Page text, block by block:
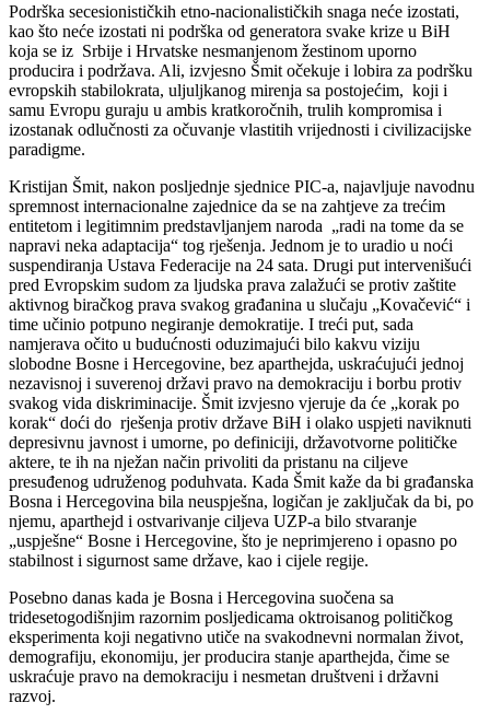
Podrška secesionističkih etno-nacionalističkih snaga neće izostati,
kao što neće izostati ni podrška od generatora svake krize u BiH
koja se iz Srbije i Hrvatske nesmanjenom žestinom uporno
producira i podržava. Ali, izvjesno Šmit očekuje i lobira za podršku
evropskih stabilokrata, uljuljkanog mirenja sa postojećim, koji i
samu Evropu guraju u ambis kratkoročnih, trulih kompromisa i
izostanak odlučnosti za očuvanje vlastitih vrijednosti i civilizacijske
paradigme.
Kristijan Šmit, nakon posljednje sjednice PIC-a, najavljuje navodnu
spremnost internacionalne zajednice da se na zahtjeve za trećim
entitetom i legitimnim predstavljanjem naroda „radi na tome da se
napravi neka adaptacija“ tog rješenja. Jednom je to uradio u noći
suspendiranja Ustava Federacije na 24 sata. Drugi put intervenišući
pred Evropskim sudom za ljudska prava zalažući se protiv zaštite
aktivnog biračkog prava svakog građanina u slučaju „Kovačević“ i
time učinio potpuno negiranje demokratije. I treći put, sada
namjerava očito u budućnosti oduzimajući bilo kakvu viziju
slobodne Bosne i Hercegovine, bez aparthejda, uskraćujući jednoj
nezavisnoj i suverenoj državi pravo na demokraciju i borbu protiv
svakog vida diskriminacije. Šmit izvjesno vjeruje da će „korak po
korak“ doći do rješenja protiv države BiH i olako uspjeti naviknuti
depresivnu javnost i umorne, po definiciji, državotvorne političke
aktere, te ih na nježan način privoliti da pristanu na ciljeve
presuđenog udruženog poduhvata. Kada Šmit kaže da bi građanska
Bosna i Hercegovina bila neuspješna, logičan je zaključak da bi, po
njemu, aparthejd i ostvarivanje ciljeva UZP-a bilo stvaranje
„uspješne“ Bosne i Hercegovine, što je neprimjereno i opasno po
stabilnost i sigurnost same države, kao i cijele regije.
Posebno danas kada je Bosna i Hercegovina suočena sa
tridesetogodišnjim razornim posljedicama oktroisanog političkog
eksperimenta koji negativno utiče na svakodnevni normalan život,
demografiju, ekonomiju, jer producira stanje aparthejda, čime se
uskraćuje pravo na demokraciju i nesmetan društveni i državni
razvoj.